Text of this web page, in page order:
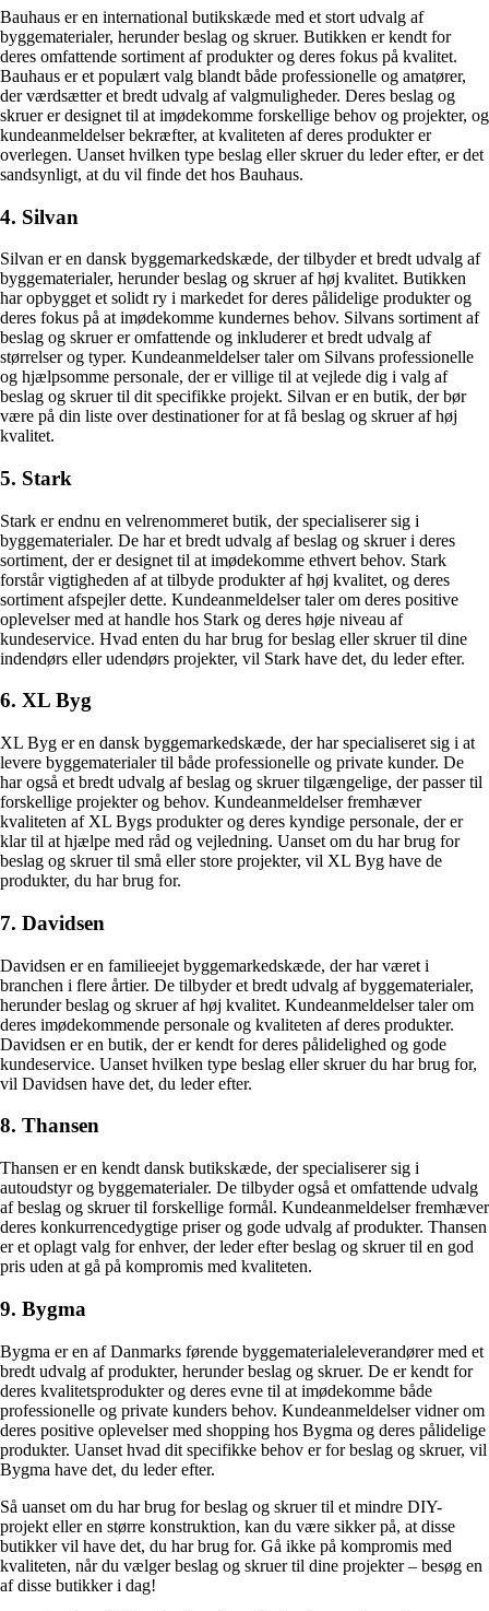
Bauhaus er en international butikskæde med et stort udvalg af
byggematerialer, herunder beslag og skruer. Butikken er kendt for
deres omfattende sortiment af produkter og deres fokus på kvalitet.
Bauhaus er et populært valg blandt både professionelle og amatører,
der værdsætter et bredt udvalg af valgmuligheder. Deres beslag og
skruer er designet til at imødekomme forskellige behov og projekter, og
kundeanmeldelser bekræfter, at kvaliteten af deres produkter er
overlegen. Uanset hvilken type beslag eller skruer du leder efter, er det
sandsynligt, at du vil finde det hos Bauhaus.
4. Silvan
Silvan er en dansk byggemarkedskæde, der tilbyder et bredt udvalg af
byggematerialer, herunder beslag og skruer af høj kvalitet. Butikken
har opbygget et solidt ry i markedet for deres pålidelige produkter og
deres fokus på at imødekomme kundernes behov. Silvans sortiment af
beslag og skruer er omfattende og inkluderer et bredt udvalg af
størrelser og typer. Kundeanmeldelser taler om Silvans professionelle
og hjælpsomme personale, der er villige til at vejlede dig i valg af
beslag og skruer til dit specifikke projekt. Silvan er en butik, der bør
være på din liste over destinationer for at få beslag og skruer af høj
kvalitet.
5. Stark
Stark er endnu en velrenommeret butik, der specialiserer sig i
byggematerialer. De har et bredt udvalg af beslag og skruer i deres
sortiment, der er designet til at imødekomme ethvert behov. Stark
forstår vigtigheden af at tilbyde produkter af høj kvalitet, og deres
sortiment afspejler dette. Kundeanmeldelser taler om deres positive
oplevelser med at handle hos Stark og deres høje niveau af
kundeservice. Hvad enten du har brug for beslag eller skruer til dine
indendørs eller udendørs projekter, vil Stark have det, du leder efter.
6. XL Byg
XL Byg er en dansk byggemarkedskæde, der har specialiseret sig i at
levere byggematerialer til både professionelle og private kunder. De
har også et bredt udvalg af beslag og skruer tilgængelige, der passer til
forskellige projekter og behov. Kundeanmeldelser fremhæver
kvaliteten af XL Bygs produkter og deres kyndige personale, der er
klar til at hjælpe med råd og vejledning. Uanset om du har brug for
beslag og skruer til små eller store projekter, vil XL Byg have de
produkter, du har brug for.
7. Davidsen
Davidsen er en familieejet byggemarkedskæde, der har været i
branchen i flere årtier. De tilbyder et bredt udvalg af byggematerialer,
herunder beslag og skruer af høj kvalitet. Kundeanmeldelser taler om
deres imødekommende personale og kvaliteten af deres produkter.
Davidsen er en butik, der er kendt for deres pålidelighed og gode
kundeservice. Uanset hvilken type beslag eller skruer du har brug for,
vil Davidsen have det, du leder efter.
8. Thansen
Thansen er en kendt dansk butikskæde, der specialiserer sig i
autoudstyr og byggematerialer. De tilbyder også et omfattende udvalg
af beslag og skruer til forskellige formål. Kundeanmeldelser fremhæver
deres konkurrencedygtige priser og gode udvalg af produkter. Thansen
er et oplagt valg for enhver, der leder efter beslag og skruer til en god
pris uden at gå på kompromis med kvaliteten.
9. Bygma
Bygma er en af Danmarks førende byggematerialeleverandører med et
bredt udvalg af produkter, herunder beslag og skruer. De er kendt for
deres kvalitetsprodukter og deres evne til at imødekomme både
professionelle og private kunders behov. Kundeanmeldelser vidner om
deres positive oplevelser med shopping hos Bygma og deres pålidelige
produkter. Uanset hvad dit specifikke behov er for beslag og skruer, vil
Bygma have det, du leder efter.
Så uanset om du har brug for beslag og skruer til et mindre DIY-
projekt eller en større konstruktion, kan du være sikker på, at disse
butikker vil have det, du har brug for. Gå ikke på kompromis med
kvaliteten, når du vælger beslag og skruer til dine projekter – besøg en
af ​​disse butikker i dag!